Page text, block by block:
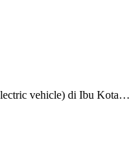
vehicle) di Ibu Kota…